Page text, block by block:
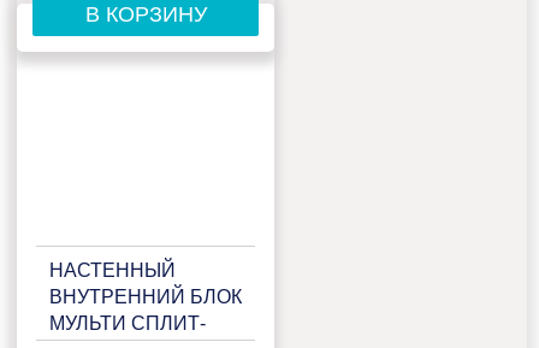
В КОРЗИНУ
НАСТЕННЫЙ
ВНУТРЕННИЙ БЛОК
МУЛЬТИ СПЛИТ-